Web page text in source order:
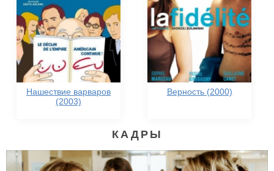
Нашествие варваров
(2003)
Верность (2000)
КАДРЫ